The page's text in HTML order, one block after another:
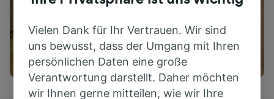
Aktivitäten
Vielen Dank für Ihr Vertrauen. Wir sind
uns bewusst, dass der Umgang mit Ihren
persönlichen Daten eine große
Verantwortung darstellt. Daher möchten
wir Ihnen gerne mitteilen, wie wir Ihre